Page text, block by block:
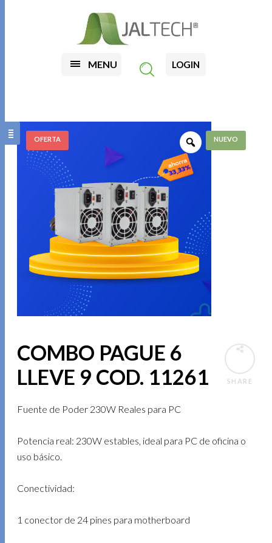
MENU LOGIN
SHARE
COMBO PAGUE 6
LLEVE 9 COD. 11261
Fuente de Poder 230W Reales para PC
Potencia real: 230W estables, ideal para PC de oficina o
uso básico.
Conectividad:
1 conector de 24 pines para motherboard